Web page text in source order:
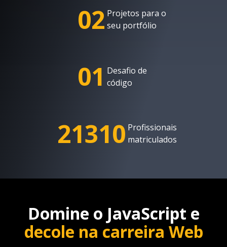
02 Projetos para o
seu portfólio
01 Desafio de
código
21310 Profissionais
matriculados
Domine o JavaScript e
decole na carreira Web